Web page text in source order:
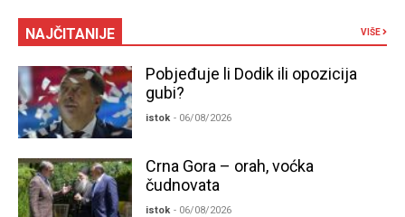
NAJČITANIJE VIŠE
Pobjeđuje li Dodik ili opozicija
gubi?
istok - 06/08/2026
Crna Gora – orah, voćka
čudnovata
istok - 06/08/2026